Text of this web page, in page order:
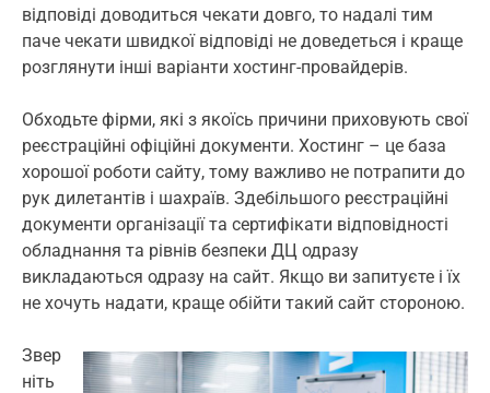
відповіді доводиться чекати довго, то надалі тим
паче чекати швидкої відповіді не доведеться і краще
розглянути інші варіанти хостинг-провайдерів.
Обходьте фірми, які з якоїсь причини приховують свої
реєстраційні офіційні документи. Хостинг – це база
хорошої роботи сайту, тому важливо не потрапити до
рук дилетантів і шахраїв. Здебільшого реєстраційні
документи організації та сертифікати відповідності
обладнання та рівнів безпеки ДЦ одразу
викладаються одразу на сайт. Якщо ви запитуєте і їх
не хочуть надати, краще обійти такий сайт стороною.
Звер
ніть